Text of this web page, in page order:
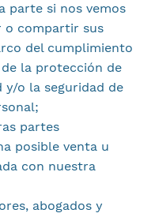
parte si nos vemos
o compartir sus
del cumplimiento
la protección de
y/o la seguridad de
partes
posible venta u
con nuestra
abogados y